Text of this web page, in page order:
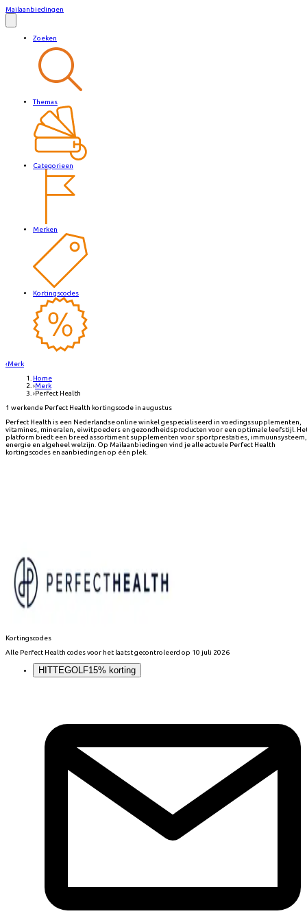
Mailaanbiedingen
Zoeken
Themas
Categorieen
Merken
Kortingscodes
‹Merk
Home
›Merk
›Perfect Health
1 werkende Perfect Health kortingscode in augustus
Perfect Health is een Nederlandse online winkel gespecialiseerd in voedingssupplementen,
vitamines, mineralen, eiwitpoeders en gezondheidsproducten voor een optimale leefstijl.
platform biedt een breed assortiment supplementen voor sportprestaties, immuunsysteem,
energie en algeheel welzijn. Op Mailaanbiedingen vind je alle actuele Perfect Health
kortingscodes en aanbiedingen op één plek.
Kortingscodes
Alle Perfect Health codes voor het laatst gecontroleerd op 10 juli 2026
HITTEGOLF15% korting